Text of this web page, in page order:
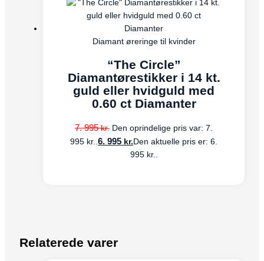
Diamant øreringe til kvinder
“The Circle”
Diamantørestikker i 14 kt.
guld eller hvidguld med
0.60 ct Diamanter
7. 995kr. Den oprindelige pris var: 7.
995 kr.. 6. 995 kr. Den aktuelle pris er: 6.
995 kr..
Relaterede varer